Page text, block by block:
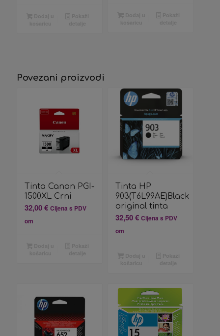
Povezani proizvodi
Tinta Canon PGI-
1500XL Crni
32,00€ Cijena s PDV
om
Tinta HP
903(T6L99AE)Black
original tinta
32,50€ Cijena s PDV
om